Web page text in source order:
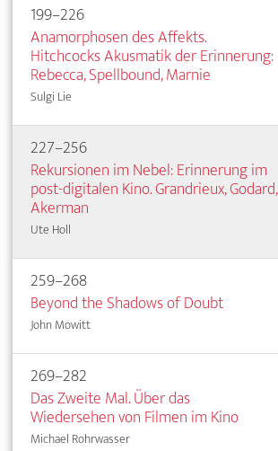
199–226
Anamorphosen des Affekts.
Hitchcocks Akusmatik der Erinnerung:
Rebecca, Spellbound, Marnie
Sulgi Lie
227–256
Rekursionen im Nebel: Erinnerung im
post-digitalen Kino. Grandrieux, Godard,
Akerman
Ute Holl
259–268
Beyond the Shadows of Doubt
John Mowitt
269–282
Das Zweite Mal. Über das
Wiedersehen von Filmen im Kino
Michael Rohrwasser